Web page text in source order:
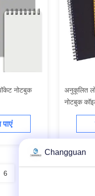
नोटबुक
अनुकूलित
नोटबुक
6
Changguan